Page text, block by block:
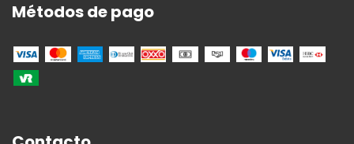
Métodos de pago